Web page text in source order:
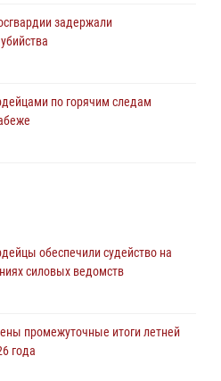
задержали
по горячим следам
250 санитарных вылетов в
граждан на южном
обеспечили судейство на
силовых ведомств
промежуточные итоги летней
года